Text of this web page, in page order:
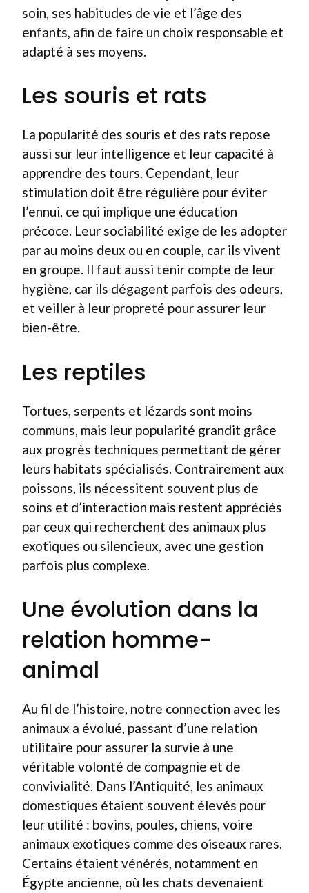
soin, ses habitudes de vie et l’âge des
enfants, afin de faire un choix responsable et
adapté à ses moyens.
Les souris et rats
La popularité des souris et des rats repose
aussi sur leur intelligence et leur capacité à
apprendre des tours. Cependant, leur
stimulation doit être régulière pour éviter
l’ennui, ce qui implique une éducation
précoce. Leur sociabilité exige de les adopter
par au moins deux ou en couple, car ils vivent
en groupe. Il faut aussi tenir compte de leur
hygiène, car ils dégagent parfois des odeurs,
et veiller à leur propreté pour assurer leur
bien-être.
Les reptiles
Tortues, serpents et lézards sont moins
communs, mais leur popularité grandit grâce
aux progrès techniques permettant de gérer
leurs habitats spécialisés. Contrairement aux
poissons, ils nécessitent souvent plus de
soins et d’interaction mais restent appréciés
par ceux qui recherchent des animaux plus
exotiques ou silencieux, avec une gestion
parfois plus complexe.
Une évolution dans la
relation homme-
animal
Au fil de l’histoire, notre connection avec les
animaux a évolué, passant d’une relation
utilitaire pour assurer la survie à une
véritable volonté de compagnie et de
convivialité. Dans l’Antiquité, les animaux
domestiques étaient souvent élevés pour
leur utilité : bovins, poules, chiens, voire
animaux exotiques comme des oiseaux rares.
Certains étaient vénérés, notamment en
Égypte ancienne, où les chats devenaient